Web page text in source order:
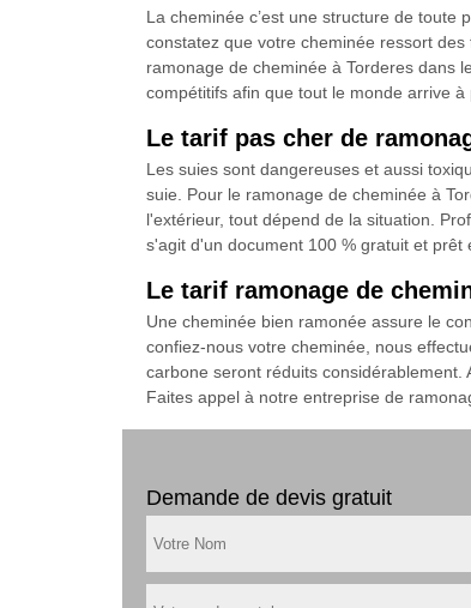
La cheminée c’est une structure de toute
constatez que votre cheminée ressort
ramonage de cheminée à Torderes dans
compétitifs afin que tout le monde arrive
Le tarif pas cher de
Les suies sont dangereuses et aussi
suie. Pour le ramonage de cheminée à
l'extérieur, tout dépend de la situation.
s'agit d'un document 100 % gratuit et prêt
Le tarif ramonage de
Une cheminée bien ramonée assure le
confiez-nous votre cheminée, nous
carbone seront réduits considérablement.
Faites appel à notre entreprise de
Demande de devis gratuit